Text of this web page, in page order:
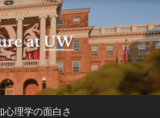
心理学の面白さ